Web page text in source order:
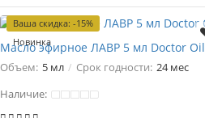
Ваша скидка: -15%
Новинка
Масло эфирное ЛАВР 5 мл Doctor Oil
Объем: 5 мл Срок годности: 24 мес
Наличие: